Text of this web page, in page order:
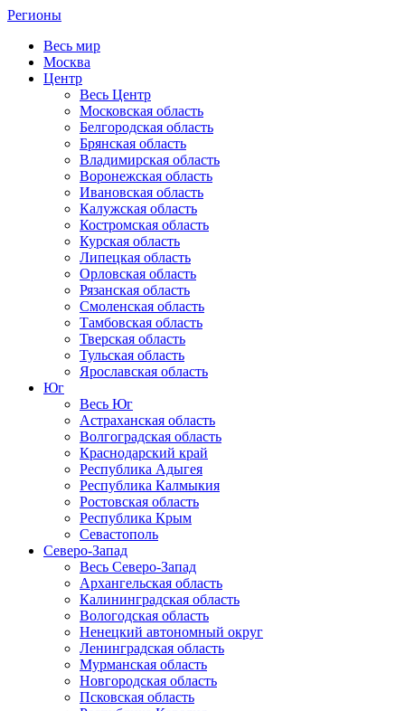
Регионы
Весь мир
Москва
Центр
Весь Центр
Московская область
Белгородская область
Брянская область
Владимирская область
Воронежская область
Ивановская область
Калужская область
Костромская область
Курская область
Липецкая область
Орловская область
Рязанская область
Смоленская область
Тамбовская область
Тверская область
Тульская область
Ярославская область
Юг
Весь Юг
Астраханская область
Волгоградская область
Краснодарский край
Республика Адыгея
Республика Калмыкия
Ростовская область
Республика Крым
Севастополь
Северо-Запад
Весь Северо-Запад
Архангельская область
Калининградская область
Вологодская область
Ненецкий автономный округ
Ленинградская область
Мурманская область
Новгородская область
Псковская область